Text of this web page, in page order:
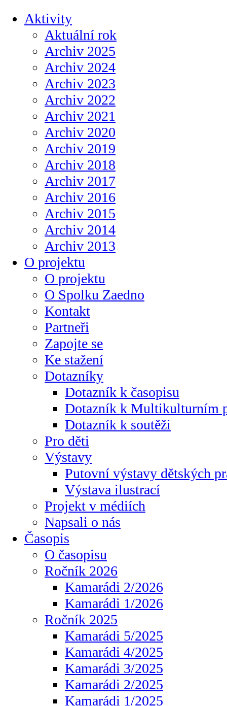
Aktivity
Aktuální rok
Archiv 2025
Archiv 2024
Archiv 2023
Archiv 2022
Archiv 2021
Archiv 2020
Archiv 2019
Archiv 2018
Archiv 2017
Archiv 2016
Archiv 2015
Archiv 2014
Archiv 2013
O projektu
O projektu
O Spolku Zaedno
Kontakt
Partneři
Zapojte se
Ke stažení
Dotazníky
Dotazník k časopisu
Dotazník k Multikulturním
Dotazník k soutěži
Pro děti
Výstavy
Putovní výstavy dětských
Výstava ilustrací
Projekt v médiích
Napsali o nás
Časopis
O časopisu
Ročník 2026
Kamarádi 2/2026
Kamarádi 1/2026
Ročník 2025
Kamarádi 5/2025
Kamarádi 4/2025
Kamarádi 3/2025
Kamarádi 2/2025
Kamarádi 1/2025